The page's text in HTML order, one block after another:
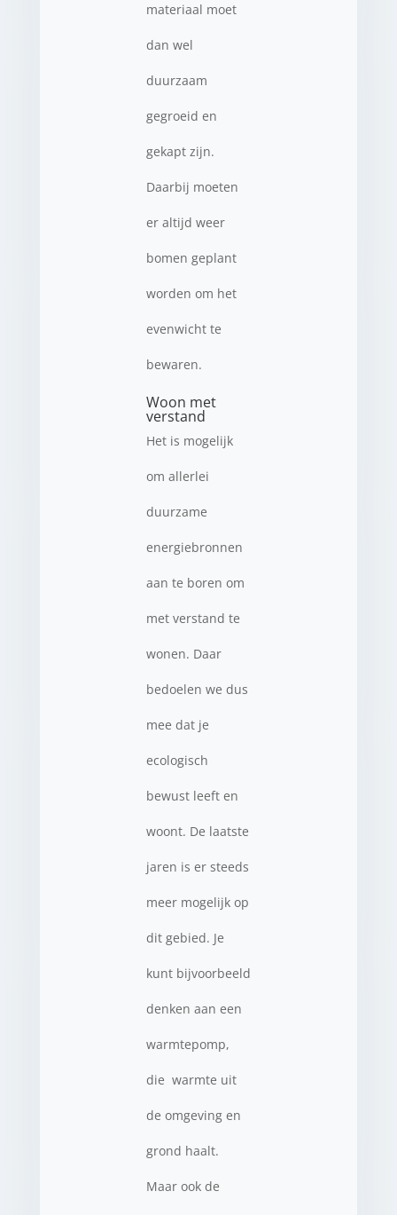
materiaal moet
dan wel
duurzaam
gegroeid en
gekapt zijn.
Daarbij moeten
er altijd weer
bomen geplant
worden om het
evenwicht te
bewaren.
Woon met
verstand
Het is mogelijk
om allerlei
duurzame
energiebronnen
aan te boren om
met verstand te
wonen. Daar
bedoelen we dus
mee dat je
ecologisch
bewust leeft en
woont. De laatste
jaren is er steeds
meer mogelijk op
dit gebied. Je
kunt bijvoorbeeld
denken aan een
warmtepomp,
die warmte uit
de omgeving en
grond haalt.
Maar ook de